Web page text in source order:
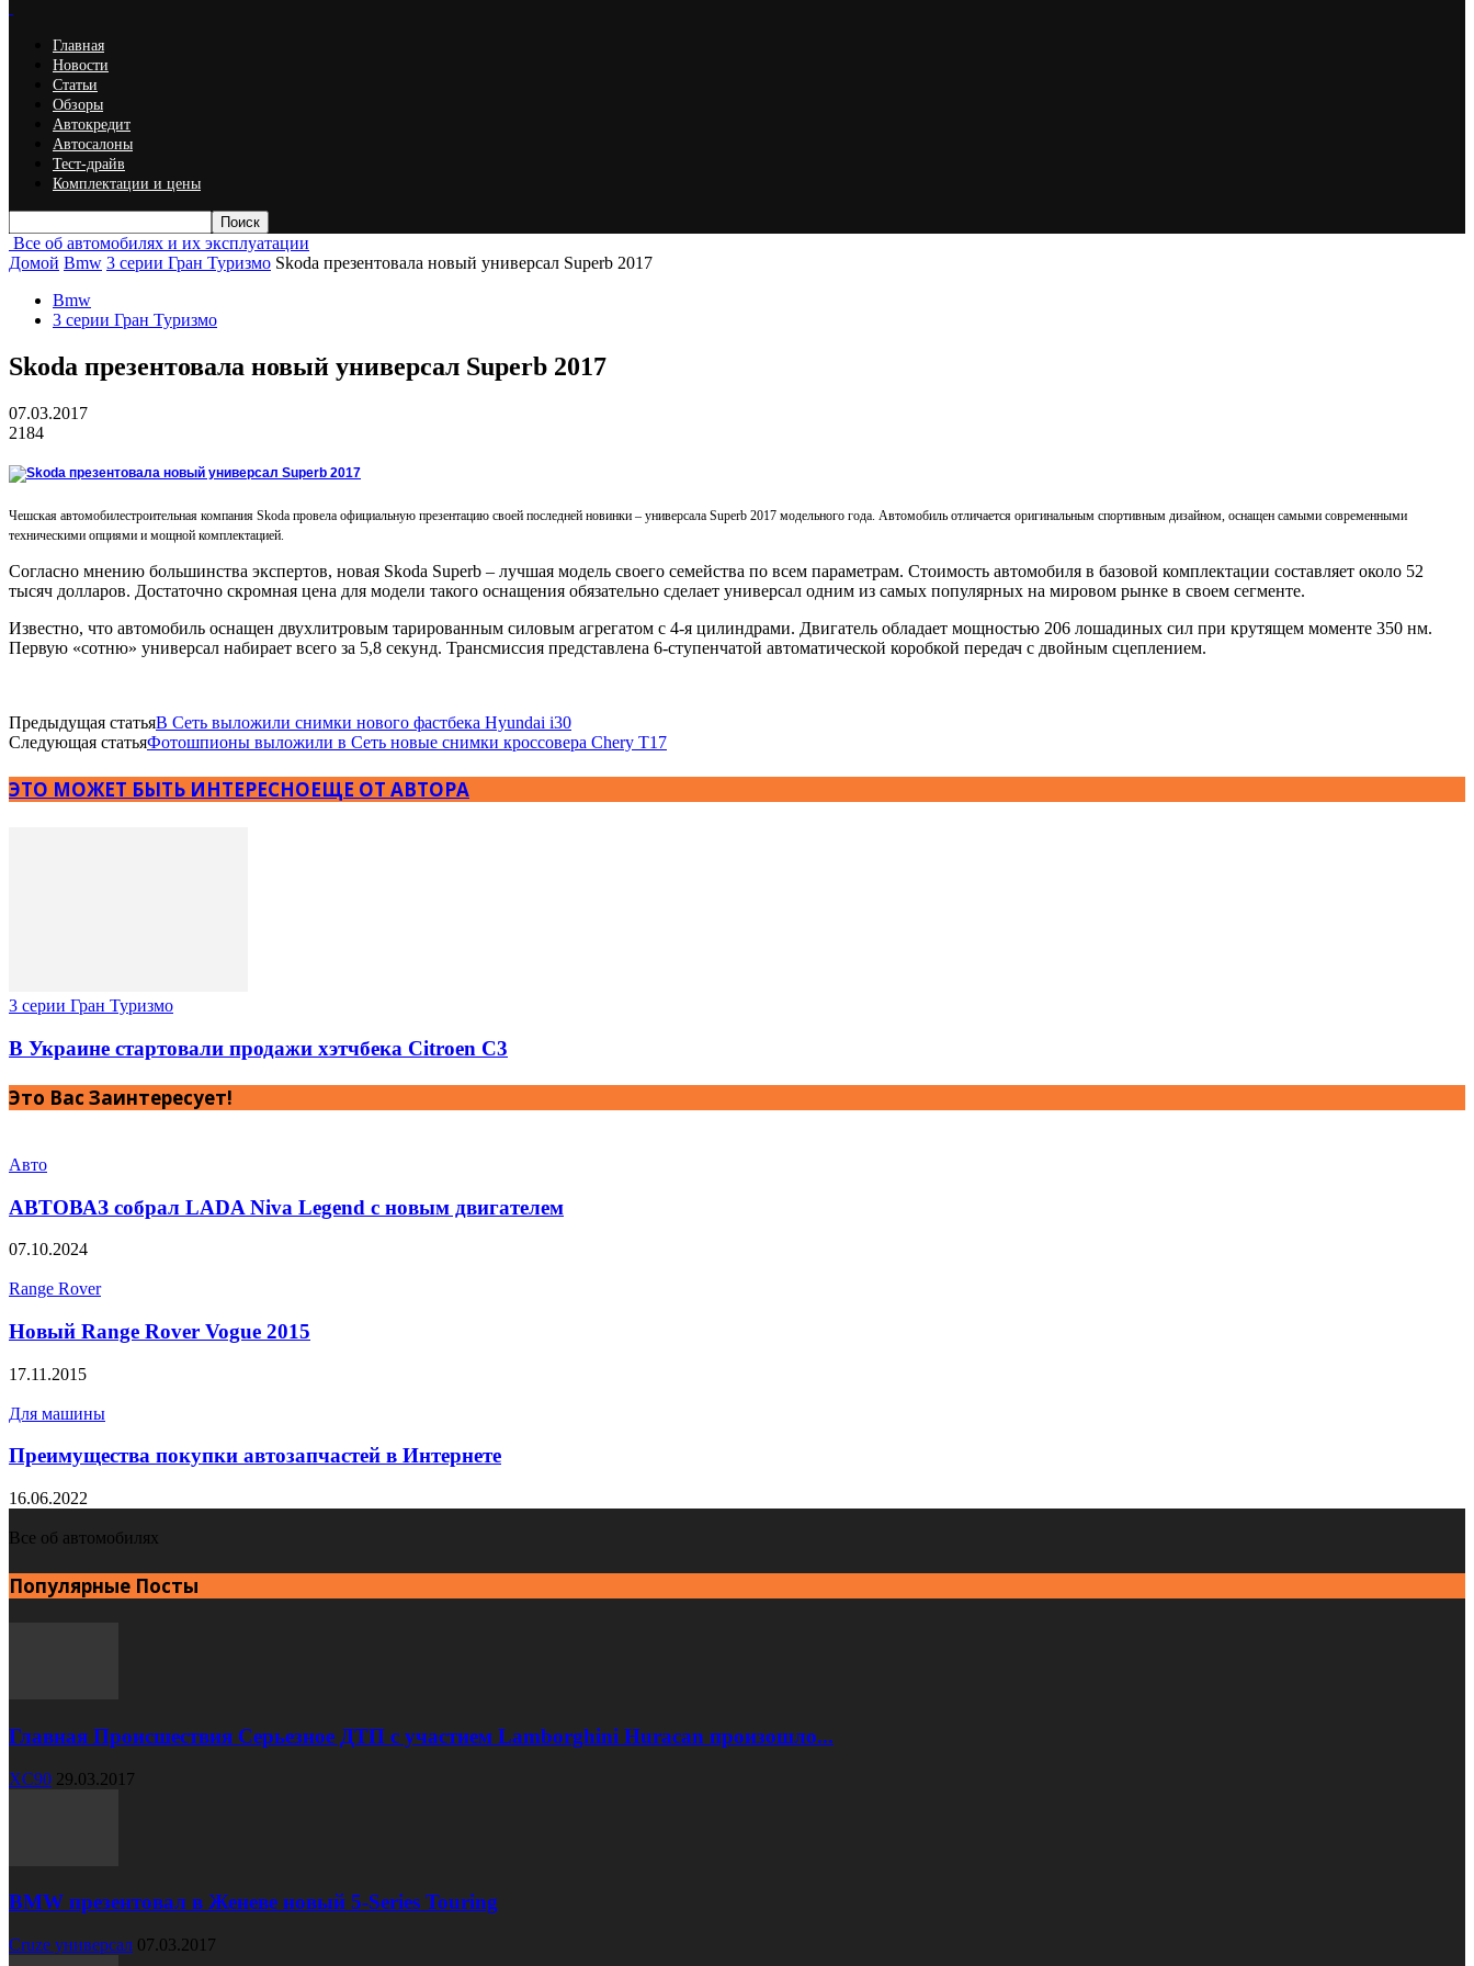
Главная
Новости
Статьи
Обзоры
Автокредит
Автосалоны
Тест-драйв
Комплектации и цены
Все об автомобилях и их эксплуатации
Домой Bmw 3 серии Гран Туризмо Skoda презентовала новый универсал Superb 2017
Bmw
3 серии Гран Туризмо
Skoda презентовала новый универсал Superb 2017
07.03.2017
2184
Чешская автомобилестроительная компания Skoda провела официальную презентацию своей последней новинки – универсала Superb 2017 модельного года. Автомобиль отличается оригинальным спортивным дизайном, оснащен самыми современными
техническими опциями и мощной комплектацией.
Согласно мнению большинства экспертов, новая Skoda Superb – лучшая модель своего семейства по всем параметрам. Стоимость автомобиля в базовой комплектации составляет около 52
тысяч долларов. Достаточно скромная цена для модели такого оснащения обязательно сделает универсал одним из самых популярных на мировом рынке в своем сегменте.
Известно, что автомобиль оснащен двухлитровым тарированным силовым агрегатом с 4-я цилиндрами. Двигатель обладает мощностью 206 лошадиных сил при крутящем моменте 350 нм.
Первую «сотню» универсал набирает всего за 5,8 секунд. Трансмиссия представлена 6-ступенчатой автоматической коробкой передач с двойным сцеплением.
Предыдущая статьяВ Сеть выложили снимки нового фастбека Hyundai i30
Следующая статьяФотошпионы выложили в Сеть новые снимки кроссовера Chery T17
ЭТО МОЖЕТ БЫТЬ ИНТЕРЕСНОЕЩЕ ОТ АВТОРА
3 серии Гран Туризмо
В Украине стартовали продажи хэтчбека Citroen C3
Это Вас Заинтересует!
Авто
АВТОВАЗ собрал LADA Niva Legend с новым двигателем
07.10.2024
Range Rover
Новый Range Rover Vogue 2015
17.11.2015
Для машины
Преимущества покупки автозапчастей в Интернете
16.06.2022
Все об автомобилях
Популярные Посты
Главная Происшествия Серьезное ДТП с участием Lamborghini Huracan произошло...
XC90 29.03.2017
BMW презентовал в Женеве новый 5-Series Touring
Cruze универсал 07.03.2017